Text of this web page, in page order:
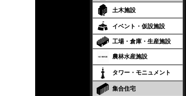
土木施設
イベント・仮設施設
工場・倉庫・生産施設
農林水産施設
タワー・モニュメント
集合住宅